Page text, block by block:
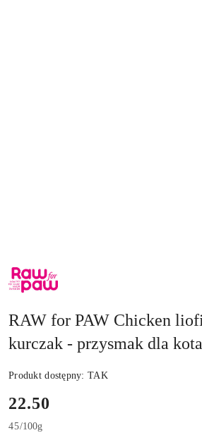
NAZWA
PRODUCENTA:
RAW
RAW for PAW Chicken
kurczak - przysmak dla
Produkt dostępny:TAK
cena:
22.50
45/100g